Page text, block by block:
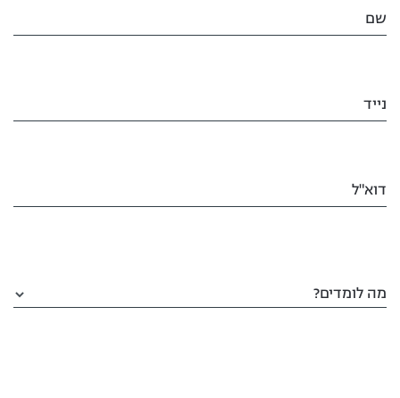
שם
נייד
דוא"ל
מה לומדים?